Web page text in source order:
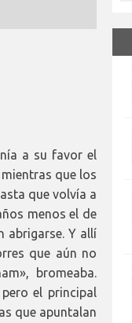
a su favor el
que los
que volvía a
menos el de
abrigarse. Y allí
que aún no
bromeaba.
el principal
que apuntalan